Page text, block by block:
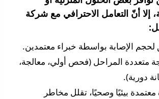
إلا أنّ التعامل الاحترافي مع شركة
لحجم الإصابة بواسطة خبراء معتمدين.
متعددة المراحل (فحص أولي، معالجة،
دورية).
معتمدة بيئيًا وصحيًا، تقلل مخاطر